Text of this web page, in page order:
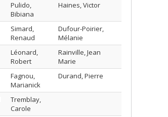
Pulido,
Bibiana
Haines, Victor
Simard,
Renaud
Dufour-Poirier,
Mélanie
Léonard,
Robert
Rainville, Jean
Marie
Fagnou,
Marianick
Durand, Pierre
Tremblay,
Carole